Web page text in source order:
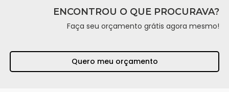
ENCONTROU O QUE PROCURAVA?
Faça seu orçamento grátis agora mesmo!
Quero meu orçamento